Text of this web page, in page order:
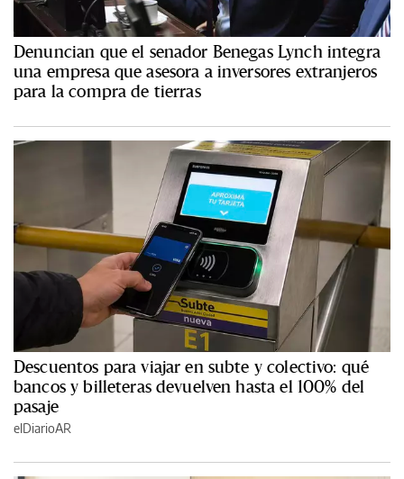
Denuncian que el senador Benegas Lynch integra
una empresa que asesora a inversores extranjeros
para la compra de tierras
Descuentos para viajar en subte y colectivo: qué
bancos y billeteras devuelven hasta el 100% del
pasaje
elDiarioAR